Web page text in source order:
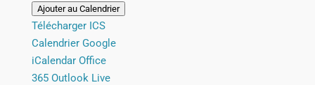
Ajouter au Calendrier
Télécharger ICS
Calendrier Google
iCalendar Office
365 Outlook Live